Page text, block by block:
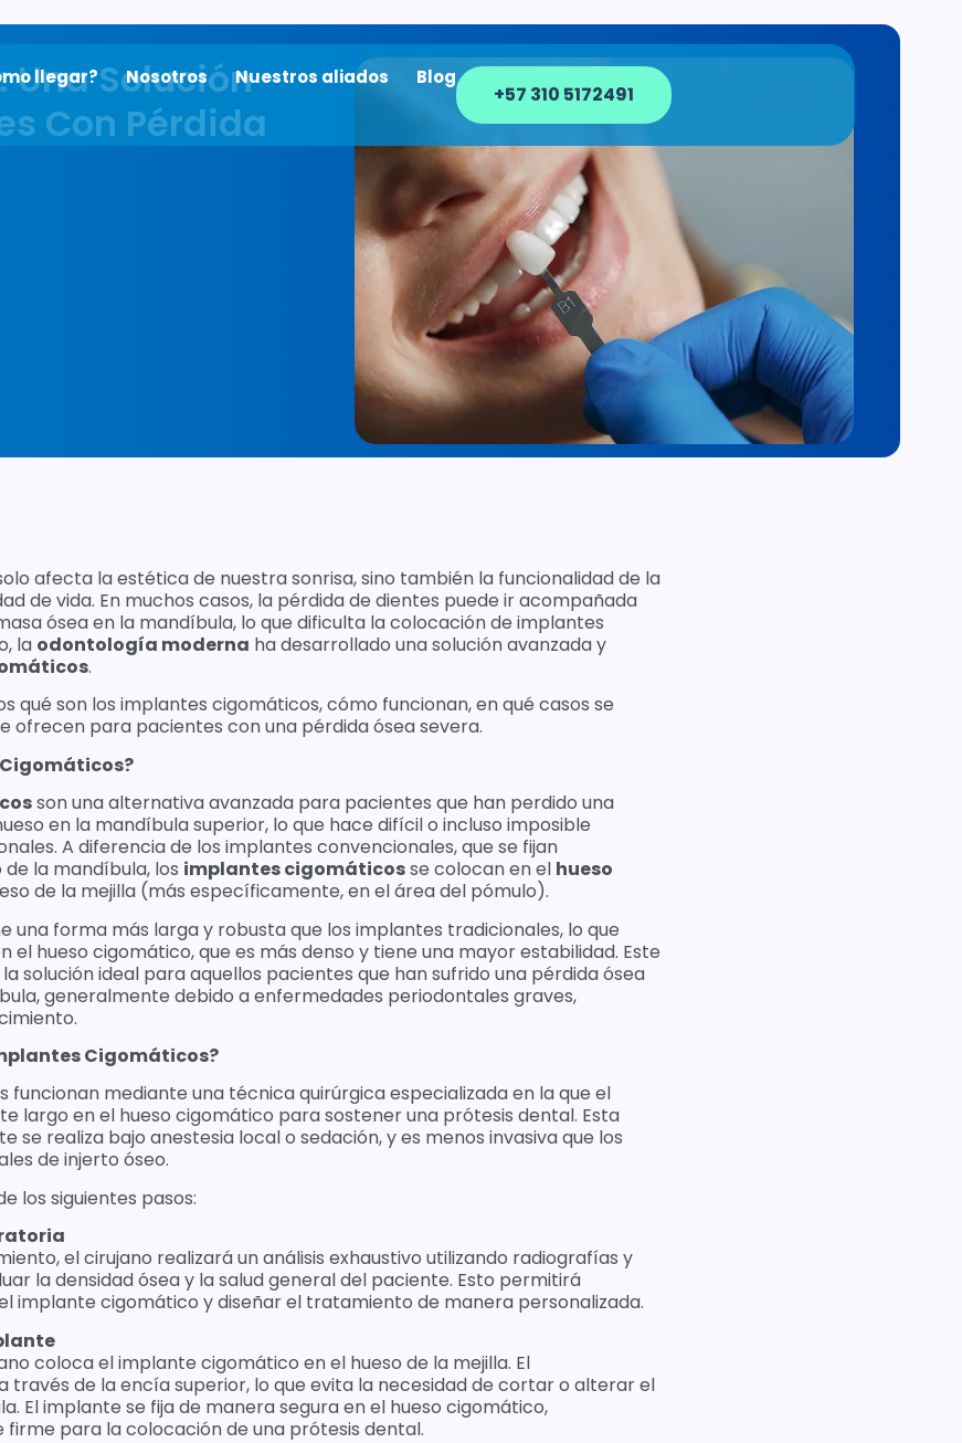
llegar? Nosotros Nuestros aliados Blog
+57 310 5172491
Solución
Con Pérdida
afecta la estética de nuestra sonrisa, sino también la funcionalidad de la
de vida. En muchos casos, la pérdida de dientes puede ir acompañada
ósea en la mandíbula, lo que dificulta la colocación de implantes
la odontología moderna ha desarrollado una solución avanzada y
.
qué son los implantes cigomáticos, cómo funcionan, en qué casos se
ofrecen para pacientes con una pérdida ósea severa.
Cigomáticos?
son una alternativa avanzada para pacientes que han perdido una
en la mandíbula superior, lo que hace difícil o incluso imposible
A diferencia de los implantes convencionales, que se fijan
la mandíbula, los implantes cigomáticosse colocan en el hueso
de la mejilla (más específicamente, en el área del pómulo).
una forma más larga y robusta que los implantes tradicionales, lo que
el hueso cigomático, que es más denso y tiene una mayor estabilidad. Este
solución ideal para aquellos pacientes que han sufrido una pérdida ósea
generalmente debido a enfermedades periodontales graves,
Cigomáticos?
funcionan mediante una técnica quirúrgica especializada en la que el
largo en el hueso cigomático para sostener una prótesis dental. Esta
se realiza bajo anestesia local o sedación, y es menos invasiva que los
de injerto óseo.
los siguientes pasos:
el cirujano realizará un análisis exhaustivo utilizando radiografías y
la densidad ósea y la salud general del paciente. Esto permitirá
implante cigomático y diseñar el tratamiento de manera personalizada.
coloca el implante cigomático en el hueso de la mejilla. El
través de la encía superior, lo que evita la necesidad de cortar o alterar el
El implante se fija de manera segura en el hueso cigomático,
para la colocación de una prótesis dental.